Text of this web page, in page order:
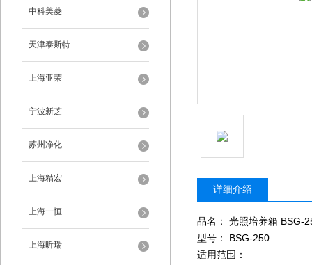
中科美菱
天津泰斯特
上海亚荣
宁波新芝
苏州净化
上海精宏
上海一恒
上海昕瑞
详细介绍
品名： 光照培养箱 BSG-
型号： BSG-250
适用范围：